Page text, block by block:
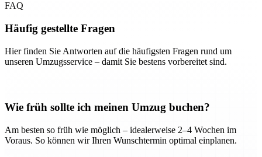
FAQ
Häufig gestellte Fragen
Hier finden Sie Antworten auf die häufigsten Fragen rund um
unseren Umzugsservice – damit Sie bestens vorbereitet sind.
Wie früh sollte ich meinen Umzug buchen?
Am besten so früh wie möglich – idealerweise 2–4 Wochen im
Voraus. So können wir Ihren Wunschtermin optimal einplanen.